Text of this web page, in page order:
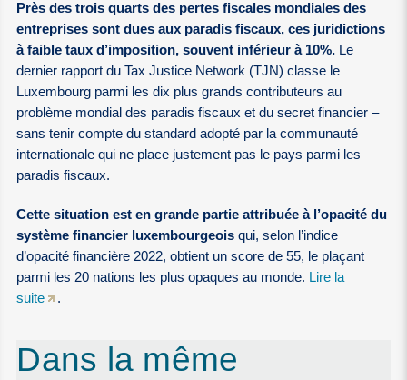
Près des trois quarts des pertes fiscales mondiales des
entreprises sont dues aux paradis fiscaux, ces juridictions
à faible taux d’imposition, souvent inférieur à 10%. Le
dernier rapport du Tax Justice Network (TJN) classe le
Luxembourg parmi les dix plus grands contributeurs au
problème mondial des paradis fiscaux et du secret financier –
sans tenir compte du standard adopté par la communauté
internationale qui ne place justement pas le pays parmi les
paradis fiscaux.
Cette situation est en grande partie attribuée à l’opacité du
système financier luxembourgeois qui, selon l’indice
d’opacité financière 2022, obtient un score de 55, le plaçant
parmi les 20 nations les plus opaques au monde. Lire la
suite
.
Dans la même